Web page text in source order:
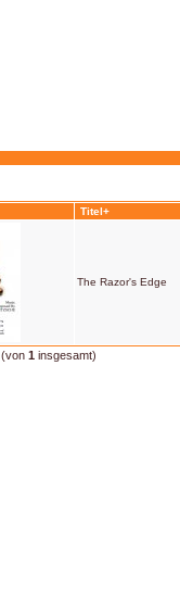
Titel+
The Razor's Edge
(von 1 insgesamt)